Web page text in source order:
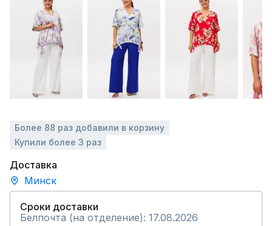
Более 88 раз добавили в корзину
Купили более 3 раз
Доставка
Минск
Сроки доставки
Белпочта (на отделение): 17.08.2026